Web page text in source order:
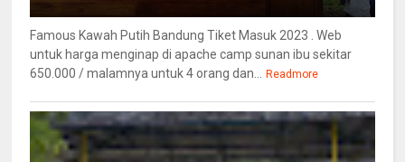
Famous Kawah Putih Bandung Tiket Masuk 2023 . Web
untuk harga menginap di apache camp sunan ibu sekitar
650.000 / malamnya untuk 4 orang dan...
Readmore